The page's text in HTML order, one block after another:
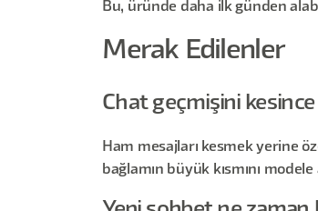
Bu, üründe daha ilk günden
Merak Edilenler
Chat geçmişini
Ham mesajları kesmek yerine
bağlamın büyük kısmını